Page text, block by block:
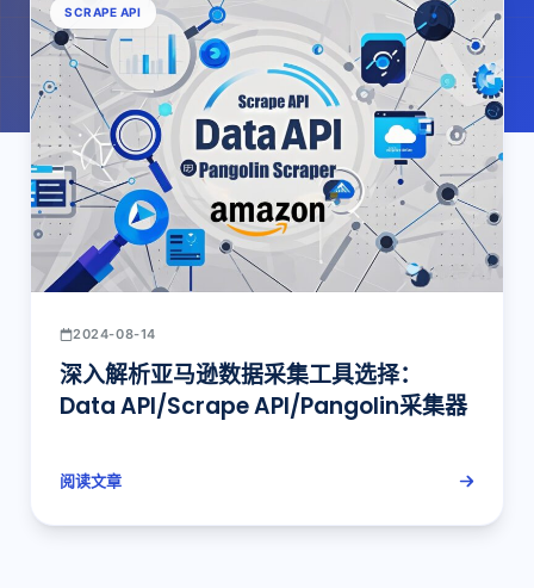
SCRAPE API
2024-08-14
深入解析亚马逊数据采集工具选择：
Data API/Scrape API/Pangolin采集器
阅读文章